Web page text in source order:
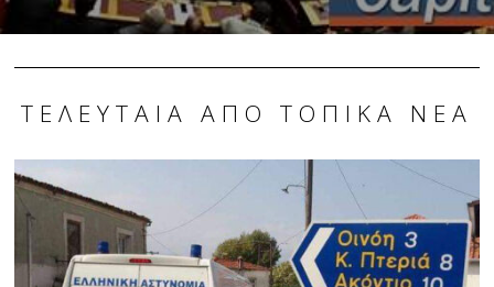
ΤΕΛΕΥΤΑΊΑ ΑΠΌ ΤΟΠΙΚΆ ΝΈΑ